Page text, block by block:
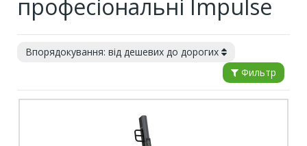
професіональні Impulse
Впорядокування: від дешевих до дорогих
Фильтр